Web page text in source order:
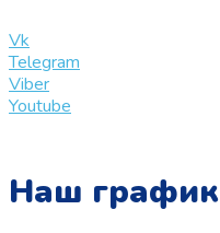
Vk
Telegram
Viber
Youtube
Наш график